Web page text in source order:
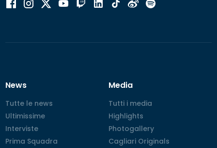
News
Tutte le news
Tutte le news
Ultimissime
Ultimissime
Interviste
Interviste
Prima Squadra
Prima Squadra
Media
Tutti i media
Tutti i media
Highlights
Highlights
Photogallery
Photogallery
Cagliari Originals
Cagliari Originals